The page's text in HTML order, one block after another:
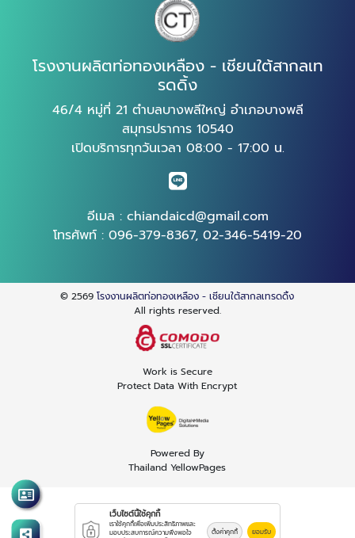
โรงงานผลิตท่อทองเหลือง - เชียนใต้สากลเท
รดดิ้ง
46/4 หมู่ที่ 21 ตำบลบางพลีใหญ่ อำเภอบางพลี
สมุทรปราการ 10540
เปิดบริการทุกวันเวลา 08:00 - 17:00 น.
อีเมล : chiandaicd@gmail.com
โทรศัพท์ : 096-379-8367, 02-346-5419-20
© 2569โรงงานผลิตท่อทองเหลือง - เชียนใต้สากลเทรดดิ้ง
All rights reserved.
Work is Secure
Protect Data With Encrypt
Powered By
Thailand YellowPages
เว็บไซต์นี้ใช้คุกกี้
เราใช้คุกกี้เพื่อเพิ่มประสิทธิภาพและ
มอบประสบการณ์ความพึงพอใจ
ตั้งค่าคุกกี้ ยอมรับ